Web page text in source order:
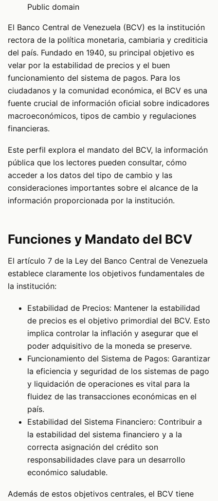
Public domain
El Banco Central de Venezuela (BCV) es la institución
rectora de la política monetaria, cambiaria y crediticia
del país. Fundado en 1940, su principal objetivo es
velar por la estabilidad de precios y el buen
funcionamiento del sistema de pagos. Para los
ciudadanos y la comunidad económica, el BCV es una
fuente crucial de información oficial sobre indicadores
macroeconómicos, tipos de cambio y regulaciones
financieras.
Este perfil explora el mandato del BCV, la información
pública que los lectores pueden consultar, cómo
acceder a los datos del tipo de cambio y las
consideraciones importantes sobre el alcance de la
información proporcionada por la institución.
Funciones y Mandato del BCV
El artículo 7 de la Ley del Banco Central de Venezuela
establece claramente los objetivos fundamentales de
la institución:
Estabilidad de Precios: Mantener la estabilidad
de precios es el objetivo primordial del BCV. Esto
implica controlar la inflación y asegurar que el
poder adquisitivo de la moneda se preserve.
Funcionamiento del Sistema de Pagos: Garantizar
la eficiencia y seguridad de los sistemas de pago
y liquidación de operaciones es vital para la
fluidez de las transacciones económicas en el
país.
Estabilidad del Sistema Financiero: Contribuir a
la estabilidad del sistema financiero y a la
correcta asignación del crédito son
responsabilidades clave para un desarrollo
económico saludable.
Además de estos objetivos centrales, el BCV tiene